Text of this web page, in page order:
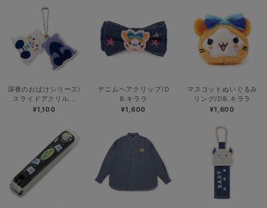
深夜のおばけシリーズ/
スライドアクリル...
¥1,100
デニムヘアクリップ/D
B.キララ
¥1,600
マスコットぬいぐるみ
リング/DB.キララ
¥1,600